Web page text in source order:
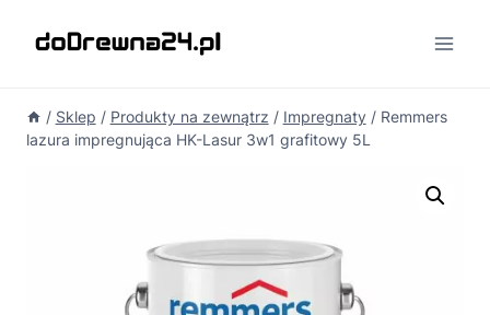
/ Sklep / Produkty na zewnątrz / Impregnaty / Remmers
lazura impregnująca HK-Lasur 3w1 grafitowy 5L